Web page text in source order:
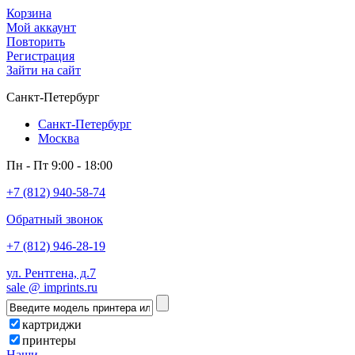
Корзина
Мой аккаунт
Повторить
Регистрация
Зайти на сайт
Санкт-Петербург
Санкт-Петербург
Москва
Пн - Пт 9:00 - 18:00
+7 (812) 940-58-74
Обратный звонок
+7 (812) 946-28-19
ул. Рентгена, д.7
sale @ imprints.ru
картриджи
принтеры